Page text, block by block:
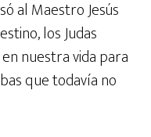
al Maestro Jesús
los Judas
nuestra vida para
que todavía no